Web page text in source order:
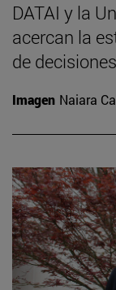
DATAI y la
acercan la
de
Imagen Naiara